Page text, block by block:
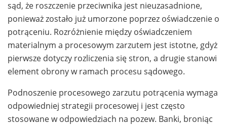
sąd, że roszczenie przeciwnika jest nieuzasadnione,
ponieważ zostało już umorzone poprzez oświadczenie o
potrąceniu. Rozróżnienie między oświadczeniem
materialnym a procesowym zarzutem jest istotne, gdyż
pierwsze dotyczy rozliczenia się stron, a drugie stanowi
element obrony w ramach procesu sądowego.
Podnoszenie procesowego zarzutu potrącenia wymaga
odpowiedniej strategii procesowej i jest często
stosowane w odpowiedziach na pozew. Banki, broniąc